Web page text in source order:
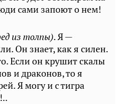
сами запоют о нем!
из толпы). Я —
Он знает, как я силен.
Если он крушит скалы
и драконов, то я
Я могу и с тигра